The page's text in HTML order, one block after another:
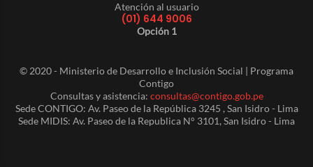
Atención al usuario
(01) 644 9006
Opción 1
© 2020 - Ministerio de Desarrollo e Inclusión Social | Programa
Contigo
Consultas y asistencia: consultas@contigo.gob.pe
Sede CONTIGO: Av. Paseo de la República 3245 , San Isidro - Lima
Sede MIDIS: Av. Paseo de la Republica N° 3101, San Isidro - Lima